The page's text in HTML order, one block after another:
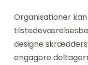
Organisationer
designe
engagere